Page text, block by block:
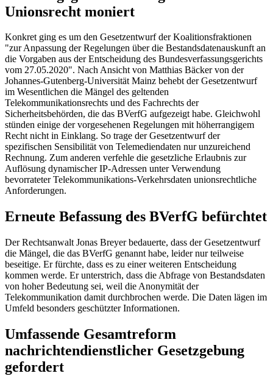
Unionsrecht moniert
Konkret ging es um den Gesetzentwurf der Koalitionsfraktionen
"zur Anpassung der Regelungen über die Bestandsdatenauskunft an
die Vorgaben aus der Entscheidung des Bundesverfassungsgerichts
vom 27.05.2020". Nach Ansicht von Matthias Bäcker von der
Johannes-Gutenberg-Universität Mainz behebt der Gesetzentwurf
im Wesentlichen die Mängel des geltenden
Telekommunikationsrechts und des Fachrechts der
Sicherheitsbehörden, die das BVerfG aufgezeigt habe. Gleichwohl
stünden einige der vorgesehenen Regelungen mit höherrangigem
Recht nicht in Einklang. So trage der Gesetzentwurf der
spezifischen Sensibilität von Telemediendaten nur unzureichend
Rechnung. Zum anderen verfehle die gesetzliche Erlaubnis zur
Auflösung dynamischer IP-Adressen unter Verwendung
bevorrateter Telekommunikations-Verkehrsdaten unionsrechtliche
Anforderungen.
Erneute Befassung des BVerfG befürchtet
Der Rechtsanwalt Jonas Breyer bedauerte, dass der Gesetzentwurf
die Mängel, die das BVerfG genannt habe, leider nur teilweise
beseitige. Er fürchte, dass es zu einer weiteren Entscheidung
kommen werde. Er unterstrich, dass die Abfrage von Bestandsdaten
von hoher Bedeutung sei, weil die Anonymität der
Telekommunikation damit durchbrochen werde. Die Daten lägen im
Umfeld besonders geschützter Informationen.
Umfassende Gesamtreform
nachrichtendienstlicher Gesetzgebung
gefordert